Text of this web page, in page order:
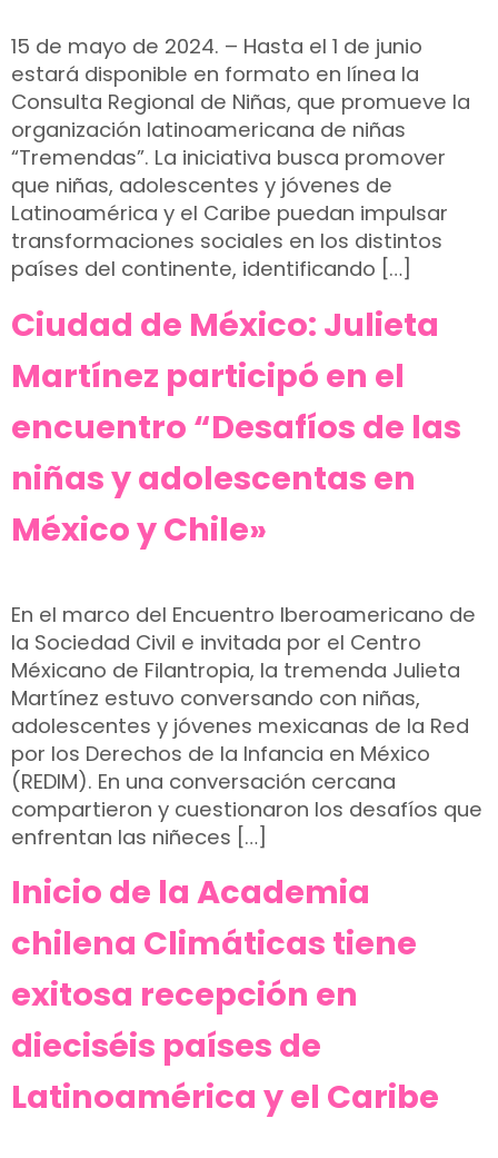
15 de mayo de 2024. – Hasta el 1 de junio
estará disponible en formato en línea la
Consulta Regional de Niñas, que promueve la
organización latinoamericana de niñas
“Tremendas”. La iniciativa busca promover
que niñas, adolescentes y jóvenes de
Latinoamérica y el Caribe puedan impulsar
transformaciones sociales en los distintos
países del continente, identificando […]
Ciudad de México: Julieta
Martínez participó en el
encuentro “Desafíos de las
niñas y adolescentas en
México y Chile»
En el marco del Encuentro Iberoamericano de
la Sociedad Civil e invitada por el Centro
Méxicano de Filantropia, la tremenda Julieta
Martínez estuvo conversando con niñas,
adolescentes y jóvenes mexicanas de la Red
por los Derechos de la Infancia en México
(REDIM). En una conversación cercana
compartieron y cuestionaron los desafíos que
enfrentan las niñeces […]
Inicio de la Academia
chilena Climáticas tiene
exitosa recepción en
dieciséis países de
Latinoamérica y el Caribe